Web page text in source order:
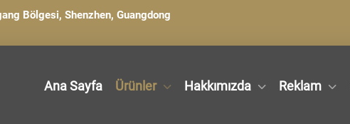
Bölgesi, Shenzhen, Guangdong
Ana Sayfa Ürünler Hakkımızda Reklam